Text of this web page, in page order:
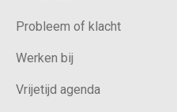
Probleem of klacht
Werken bij
Vrijetijd agenda